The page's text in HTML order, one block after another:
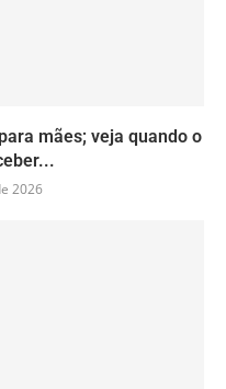
mães; veja quando o
2026